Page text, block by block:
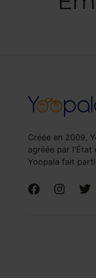
Créée en 2009,
agréée par l'État
Yoopala fait